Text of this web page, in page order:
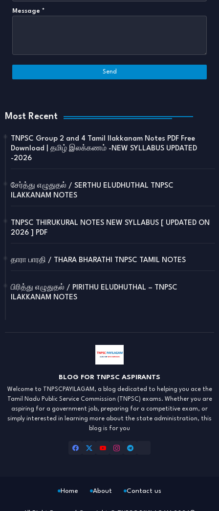
Message *
Most Recent
TNPSC Group 2 and 4 Tamil Ilakkanam Notes PDF Free
Download | தமிழ் இலக்கணம் -NEW SYLLABUS UPDATED
-2026
சேர்த்து எழுதுதல் / SERTHU ELUDHUTHAL TNPSC
ILAKKANAM NOTES
TNPSC THIRUKURAL NOTES NEW SYLLABUS [ UPDATED ON
2026 ] PDF
தாரா பாரதி / THARA BHARATHI TNPSC TAMIL NOTES
பிரித்து எழுதுதல் / PIRITHU ELUDHUTHAL – TNPSC
ILAKKANAM NOTES
BLOG FOR TNPSC ASPIRANTS
Welcome to TNPSCPAYILAGAM, a blog dedicated to helping you ace the
Tamil Nadu Public Service Commission (TNPSC) exams. Whether you are
aspiring for a government job, preparing for a competitive exam, or
simply interested in learning more about the state administration, this
blog is for you
Home About Contact us